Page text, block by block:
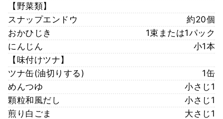
【野菜類】
スナップエンドウ
約20個
おかひじき
1束または1パック
にんじん
小1本
【味付けツナ】
ツナ缶(油切りする)
1缶
めんつゆ
小さじ1
顆粒和風だし
小さじ1
煎り白ごま
大さじ1